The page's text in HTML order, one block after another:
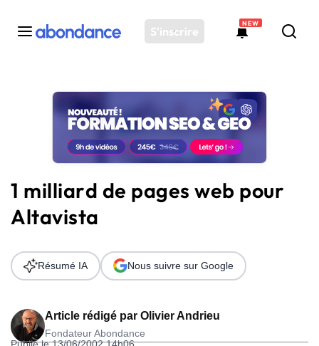
S'inscrire
NEW
Toutes les actus
Actus SEO
Plateforme
Solutions
Ressources
Audit SEO
1 milliard de pages web pour
Altavista
Article rédigé par Olivier Andrieu
Fondateur Abondance
Résumé IA Nous suivre sur Google